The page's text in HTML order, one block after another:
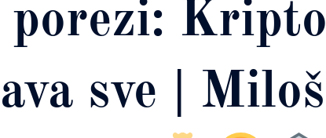
Kripto
sve | Miloš